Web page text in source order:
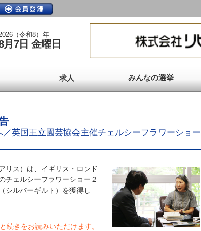
（令和8）年
月7日 金曜日
求人 みんなの選挙
英国王立園芸協会主催チェルシーフラワーショー
リス）は、イギリス・ロンド
チェルシーフラワーショー２
シルバーギルト）を獲得し
続きをお読みいただけます。